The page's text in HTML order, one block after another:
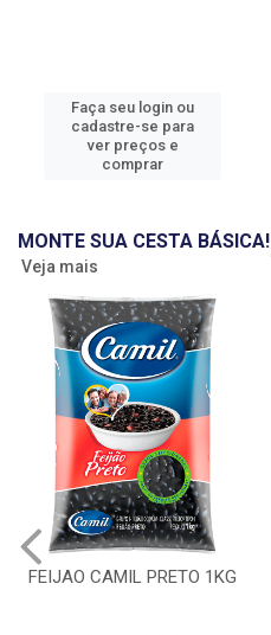
Faça seu login ou
cadastre-se para
ver preços e
comprar
MONTE SUA CESTA BÁSICA!
Veja mais
FEIJAO CAMIL PRETO 1KG